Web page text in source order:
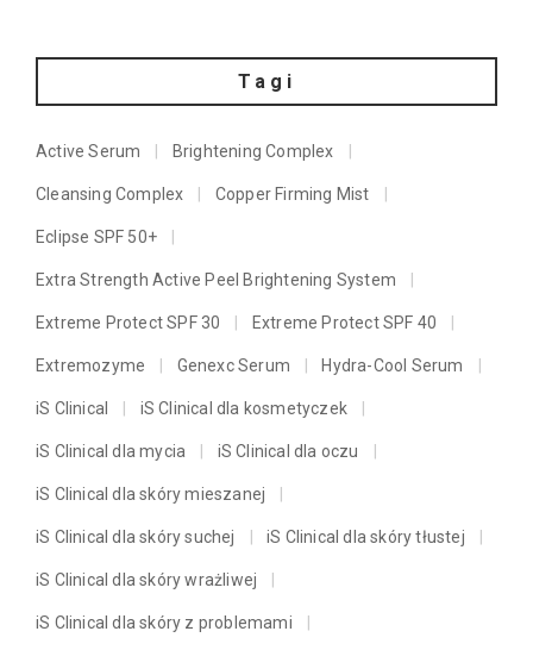
Tagi
Active Serum Brightening Complex
Cleansing Complex Copper Firming Mist
Eclipse SPF 50+
Extra Strength Active Peel Brightening System
Extreme Protect SPF 30 Extreme Protect SPF 40
Extremozyme Genexc Serum Hydra-Cool Serum
iS Clinical iS Clinical dla kosmetyczek
iS Clinical dla mycia iS Clinical dla oczu
iS Clinical dla skóry mieszanej
iS Clinical dla skóry suchej iS Clinical dla skóry tłustej
iS Clinical dla skóry wrażliwej
iS Clinical dla skóry z problemami